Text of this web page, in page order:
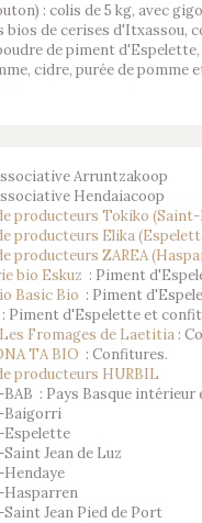
: colis de 5 kg, avec
bios de cerises d'Itxassou,
de piment
cidre, purée de pomme
Arruntzakoop
Hendaiacoop
producteurs Tokiko (Saint-
producteurs Elika
producteurs ZAREA
bio Eskuz : Piment
Basic Bio : Piment
: Piment d'Espelette et
Fromages de Laetitia :
TA BIO : Confitures.
producteurs HURBIL
: Pays Basque intérieur
Baigorri
Jean de Luz
Jean Pied de Port